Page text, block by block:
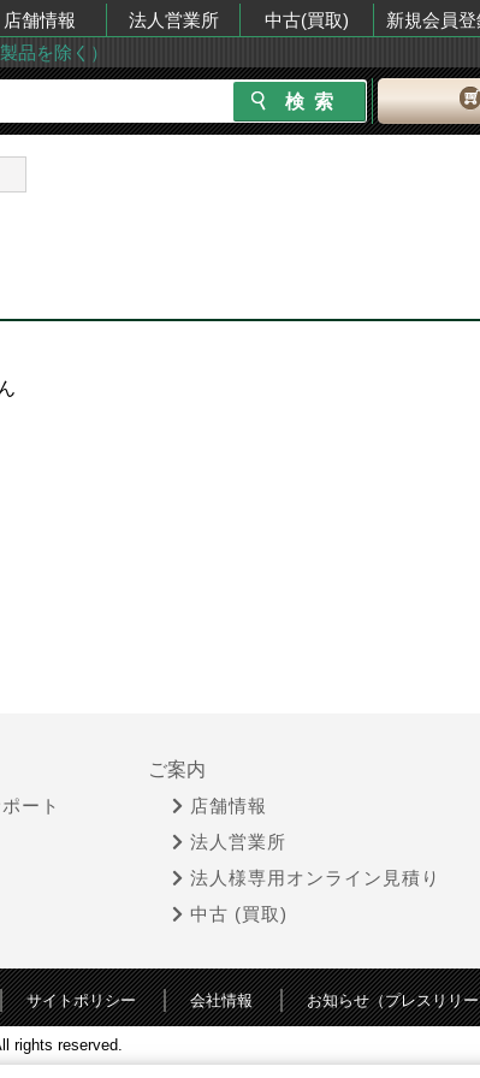
店舗情報 法人営業所 中古(買取) 新規会員登
品を除く）
ート
ご案内
店舗情報
法人営業所
法人様専用オンライン見積り
中古 (買取)
サイトポリシー 会社情報 お知らせ（プレスリリ
rights reserved.